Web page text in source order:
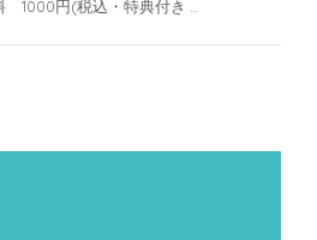
1000円(税込・特典付き …